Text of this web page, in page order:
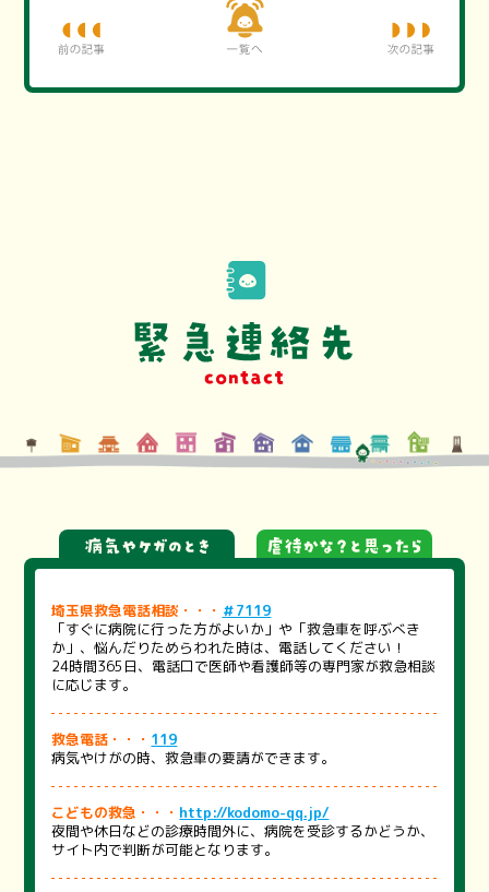
埼玉県救急電話相談・・・ ＃7119
「すぐに病院に行った方がよいか」や「救急車を呼ぶべき
か」、悩んだりためらわれた時は、電話してください！
24時間365日、電話口で医師や看護師等の専門家が救急相談
に応じます。
救急電話・・・ 119
病気やけがの時、救急車の要請ができます。
こどもの救急・・・ http://kodomo-qq.jp/
夜間や休日などの診療時間外に、病院を受診するかどうか、
サイト内で判断が可能となります。